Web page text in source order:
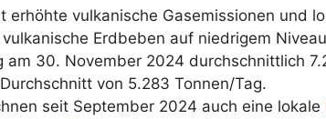
vulkanische Gasemissionen und
Erdbeben auf niedrigem
30. November 2024 durchschnittlich
von 5.283 Tonnen/Tag.
seit September 2024 auch eine lokale